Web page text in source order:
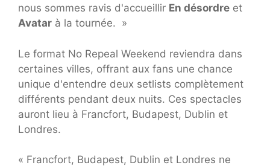
nous sommes ravis d'accueillir En désordre et
Avatar à la tournée. »
Le format No Repeal Weekend reviendra dans
certaines villes, offrant aux fans une chance
unique d'entendre deux setlists complètement
différents pendant deux nuits. Ces spectacles
auront lieu à Francfort, Budapest, Dublin et
Londres.
« Francfort, Budapest, Dublin et Londres ne